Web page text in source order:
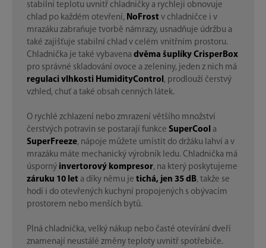
stabilní teplotu uvnitř chladničky a rychleji obnovuje
chlad po každém otevření, NoFrost v chladničce i v
mrazáku zabraňuje tvorbě námrazy, usnadňuje údržbu a
také zajišťuje stabilní chlad v celém vnitřním prostoru.
Chladnička je také vybavena dvěma šuplíky CrisperBox
pro správné skladování ovoce a zeleniny, jeden z nich má
regulaci vlhkosti HumidityControl, prodlouží čerstvý
vzhled, chuť a také obsah cenných látek.
O rychlé zchlazení nebo zmrazení většího množství
čerstvých potravin se postarají funkce SuperCool a
SuperFreeze, nápoje můžete umístit do držáku lahví a v
mrazáku máte mechanický výrobník ledu. Chladnička má
úsporný invertorový kompresor, na který poskytujeme
záruku 10 let a díky němu je tichá, jen 35 dB, takže se
hodí i do otevřených kuchyní propojených s obývacím
prostorem nebo menších bytů.
Plná chladnička, velký nákup nebo časté otevírání dveří
znamenají neustálé změny teploty uvnitř spotřebiče.